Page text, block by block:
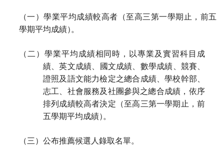
（一）學業平均成績較高者（至高三第一學期止，前五
學期平均成績） 。
（ 二）學業平均成績相同時，以專業及實習科目成
績、英文成績、國文成績、數學成績、 競賽、
證照及語文能力檢定之總合成績、學校幹部、
志工、社會服務及社團參與之總合成績，依序
排列成績較高者決定（至高三第一學期止，前
五學期平均成績） 。
（三）公布推薦候選人錄取名單。